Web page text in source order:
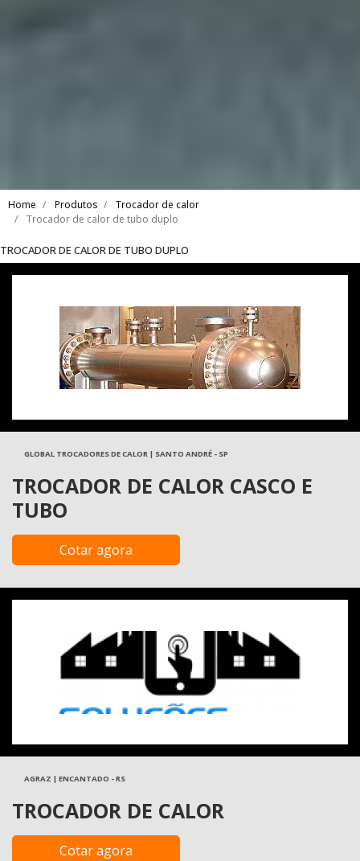
Home Produtos
Trocador de calor
Trocador de calor de tubo duplo
TROCADOR DE CALOR DE TUBO DUPLO
GLOBAL TROCADORES DE CALOR | SANTO ANDRÉ - SP
TROCADOR DE CALOR CASCO E
TUBO
Cotar agora
AGRAZ | ENCANTADO - RS
TROCADOR DE CALOR
Cotar agora